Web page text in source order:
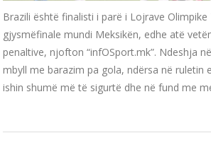
Brazili është finalisti i parë i Lojrave
gjysmëfinale mundi Meksikën, edhe atë
penaltive, njofton “infOSport.mk”. Ndeshja
mbyll me barazim pa gola, ndërsa në ruletin
ishin shumë më të sigurtë dhe në fund me